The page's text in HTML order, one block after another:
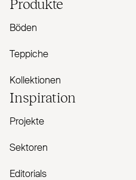
Böden
Teppiche
Kollektionen
Inspiration
Projekte
Sektoren
Editorials